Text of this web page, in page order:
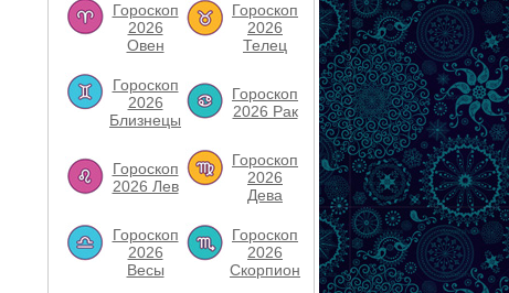
Гороскоп
2026
Овен
Гороскоп
2026
Телец
Гороскоп
2026
Близнецы
Гороскоп
2026 Рак
Гороскоп
2026 Лев
Гороскоп
2026
Дева
Гороскоп
2026
Весы
Гороскоп
2026
Скорпион